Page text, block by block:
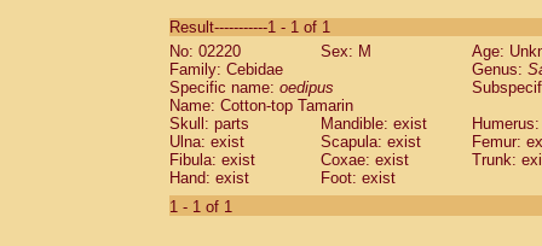
CebidaeSaguinus labiatus(0)
Cebidae Saguinus leucopus (0)
Cebidae
CebidaeSaguinus mystax
Cebidae Saguinus nigricollis (0)
Cebidae Saguinus oedipus
Cebidae Saguinus weddelli
Cebidae Saguinusspp.
Cebidae
Result-----------1 - 1 of 1
No: 02220
Sex: M
Age:
Family: Cebidae
Genus:
Specific name: oedipus
Name: Cotton-top Tamarin
Skull: parts
Mandible: exist
Ulna: exist
Scapula: exist
Femur:
Fibula: exist
Coxae: exist
Trunk:
Hand: exist
Foot: exist
1 - 1 of 1